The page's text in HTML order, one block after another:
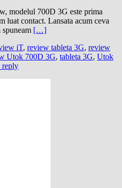
modelul 700D 3G este prima
luat contact. Lansata acum ceva
[…]
iT, review tableta 3G, review
Utok 700D 3G, tableta 3G, Utok
reply